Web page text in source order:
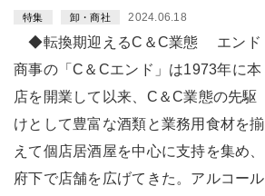
特集 卸・商社 2024.06.18
◆転換期迎えるC＆C業態 エンド
商事の「C＆Cエンド」は1973年に本
店を開業して以来、C＆C業態の先駆
けとして豊富な酒類と業務用食材を揃
えて個店居酒屋を中心に支持を集め、
府下で店舗を広げてきた。アルコール